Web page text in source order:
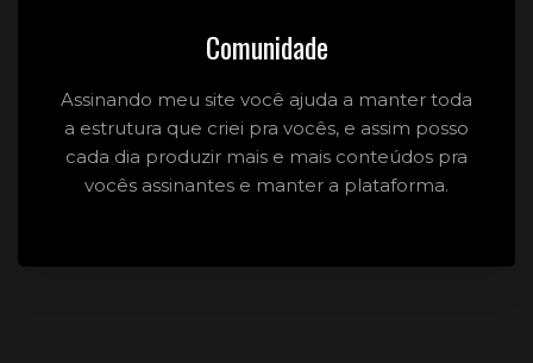
Comunidade
Assinando meu site você ajuda a manter toda
a estrutura que criei pra vocês, e assim posso
cada dia produzir mais e mais conteúdos pra
vocês assinantes e manter a plataforma.